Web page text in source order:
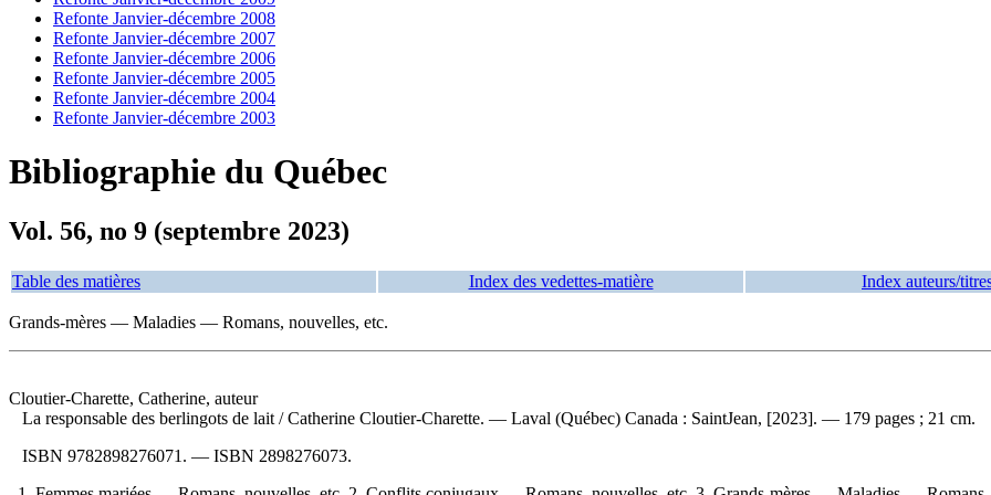
Refonte Janvier-décembre 2008
Refonte Janvier-décembre 2007
Refonte Janvier-décembre 2006
Refonte Janvier-décembre 2005
Refonte Janvier-décembre 2004
Refonte Janvier-décembre 2003
Bibliographie du Québec
Vol. 56, no 9 (septembre 2023)
Table des matières Index des vedettes-matière Index auteurs/
Grands-mères — Maladies — Romans, nouvelles, etc.
Cloutier-Charette, Catherine, auteur
La responsable des berlingots de lait / Catherine Cloutier-Charette. — Laval (Québec) Canada : SaintJean, [2023]. — 179 pages ; 21 cm.
ISBN 9782898276071 . — ISBN 2898276073.